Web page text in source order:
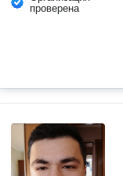
проверена